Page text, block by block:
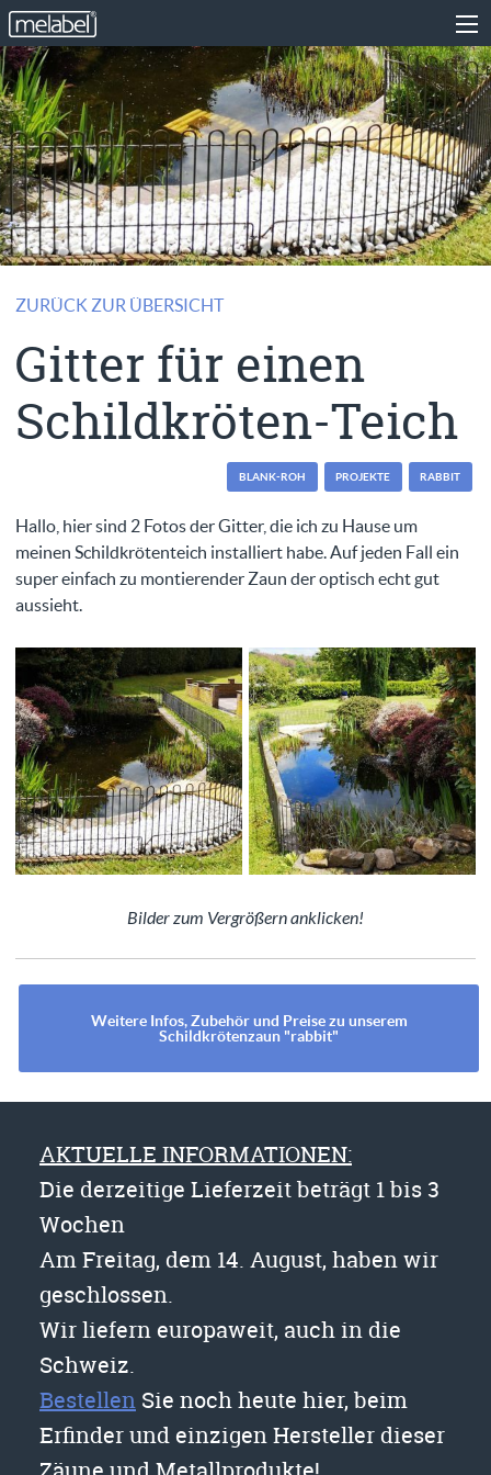
ZURÜCK ZUR ÜBERSICHT
Gitter für einen
Schildkröten-Teich
BLANK-ROH PROJEKTE RABBIT
Hallo, hier sind 2 Fotos der Gitter, die ich zu Hause um
meinen Schildkrötenteich installiert habe. Auf jeden Fall ein
super einfach zu montierender Zaun der optisch echt gut
aussieht.
Bilder zum Vergrößern anklicken!
Weitere Infos, Zubehör und Preise zu unserem
Schildkrötenzaun "rabbit"
AKTUELLE INFORMATIONEN:
Die derzeitige Lieferzeit beträgt 1 bis 3
Wochen
Am Freitag, dem 14. August, haben wir
geschlossen.
Wir liefern europaweit, auch in die
Schweiz.
Bestellen Sie noch heute hier, beim
Erfinder und einzigen Hersteller dieser